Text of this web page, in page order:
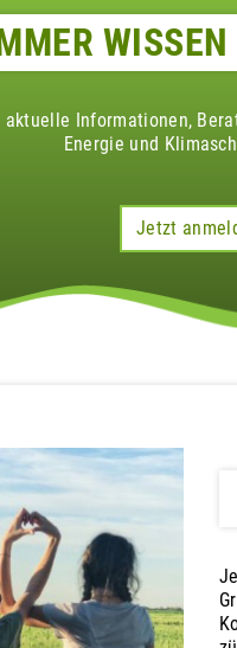
Informationen,
Energie und
Jetzt